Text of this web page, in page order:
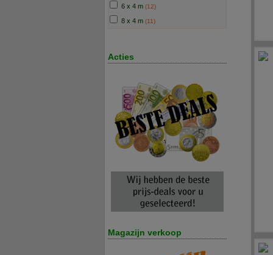
6 x 4 m (12)
8 x 4 m (11)
Acties
Magazijn verkoop